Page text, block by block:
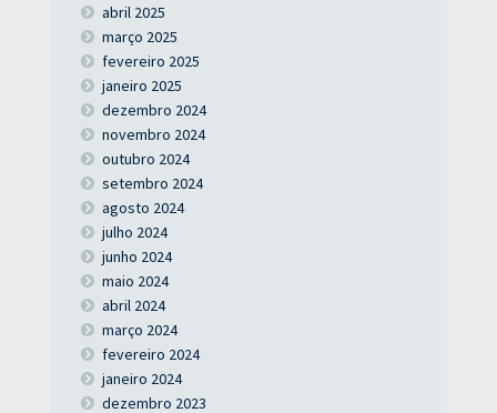
abril 2025
março 2025
fevereiro 2025
janeiro 2025
dezembro 2024
novembro 2024
outubro 2024
setembro 2024
agosto 2024
julho 2024
junho 2024
maio 2024
abril 2024
março 2024
fevereiro 2024
janeiro 2024
dezembro 2023